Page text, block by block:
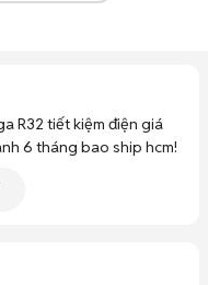
R32 tiết kiệm điện giá
6 tháng bao ship hcm!